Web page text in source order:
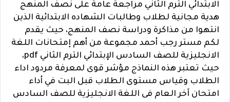
الابتدائي الترم الثاني مراجعة عامة على نصف المنهج
هدية مجانية لطلاب وطالبات الشهاده الابتدائية الذين
انتهوا من مذاكرة ودراسة نصف المنهج، حيث يقدم
لكم مستر رجب أحمد مجموعة من أهم إمتحانات اللغة
الانجليزية للصف السادس الإبتدائي الترم الثاني pdf،
حيث تعتبر هذه النماذج مؤشر قوى لمعرفة مردود اداء
الطلاب وقياس مستوى الطلاب قبل البت في أداء
امتحان آخر العام فى اللغة الانجليزية للصف السادس